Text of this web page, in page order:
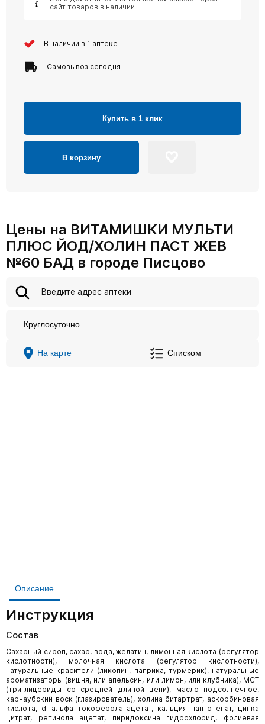
сайт товаров в наличии
В наличии в 1 аптеке
Самовывоз сегодня
Купить в 1 клик
В корзину
Цены на ВИТАМИШКИ МУЛЬТИ
ПЛЮС ЙОД/ХОЛИН ПАСТ ЖЕВ
№60 БАД в городе Писцово
Круглосуточно
На карте Списком
Описание
Инструкция
Состав
Сахарный сироп, сахар, вода, желатин, лимонная кислота (регулятор
кислотности), молочная кислота (регулятор кислотности),
натуральные красители (ликопин, паприка, турмерик), натуральные
ароматизаторы (вишня, или апельсин, или лимон, или клубника), МСТ
(триглицериды со средней длиной цепи), масло подсолнечное,
карнаубский воск (глазирователь), холина битартрат, аскорбиновая
кислота, dl-альфа токоферола ацетат, кальция пантотенат, цинка
цитрат, ретинола ацетат, пиридоксина гидрохлорид, фолиевая